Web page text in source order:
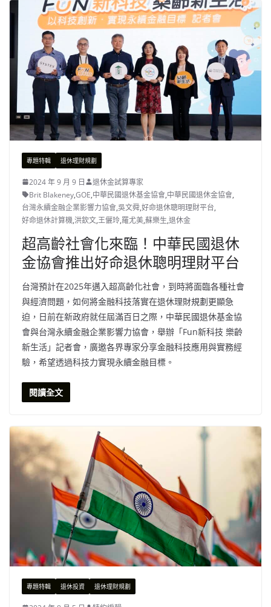
專題特輯 退休理財規劃
2024 年 9 月 9 日
退休金試算專家
Brit Blakeney,GOE,中華民國退休基金協會,中華民國退休金協會,
台灣永續金融企業影響力協會,吳文舜,好命退休聰明理財平台,
好命退休計算機,洪欽文,王儷玲,羅尤美,蘇樂生,退休金
超高齡社會化來臨！中華民國退休
金協會推出好命退休聰明理財平台
台灣預計在2025年邁入超高齡化社會，到時將面臨各種社會
與經濟問題，如何將金融科技落實在退休理財規劃更顯急
迫，日前在新政府就任屆滿百日之際，中華民國退休基金協
會與台灣永續金融企業影響力協會，舉辦「Fun新科技 樂齡
新生活」記者會，廣邀各界專家分享金融科技應用與實務經
驗，希望透過科技力實現永續金融目標。
閱讀全文
專題特輯 退休投資 退休理財規劃